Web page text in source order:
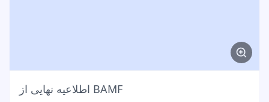
اطلاعیه نهایی از BAMF